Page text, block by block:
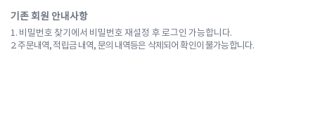
기존 회원 안내사항
1. 비밀번호 찾기에서 비밀번호 재설정 후 로그인 가능합니다.
2. 주문내역, 적립금 내역, 문의 내역등은 삭제되어 확인이 불가능합니다.